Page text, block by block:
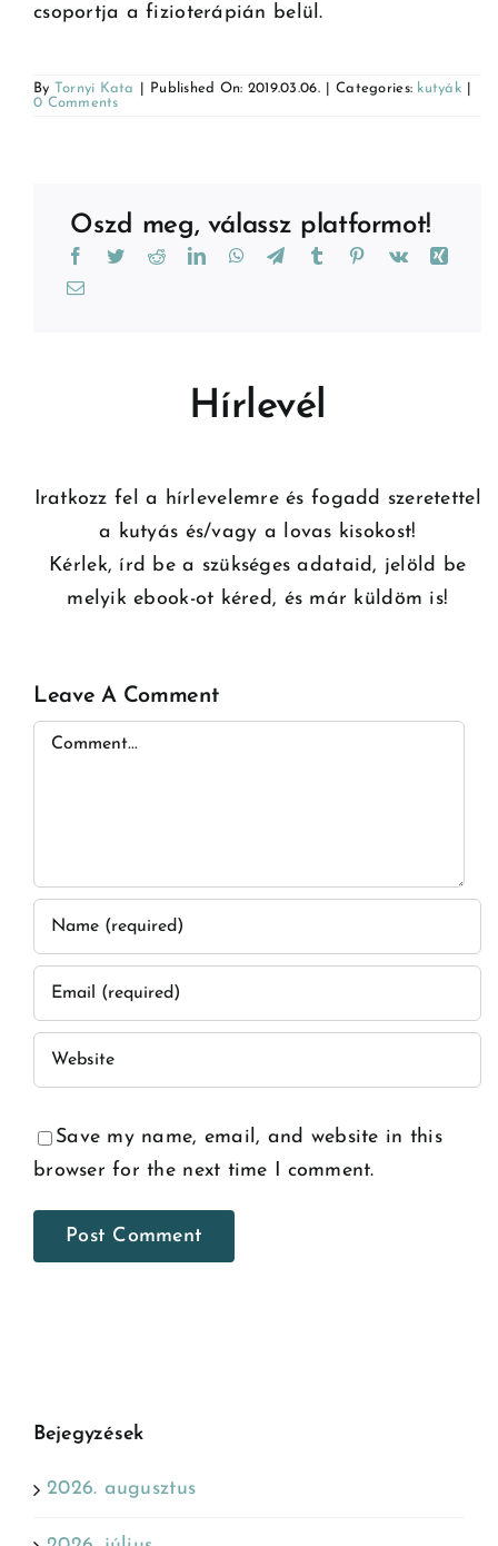
csoportja a fizioterápián belül.
By Tornyi Kata Published On: 2019.03.06. Categories: kutyák
0 Comments
Oszd meg, válassz platformot!
Hírlevél
Iratkozz fel a hírlevelemre és fogadd szeretettel
a kutyás és/vagy a lovas kisokost!
Kérlek, írd be a szükséges adataid, jelöld be
melyik ebook-ot kéred, és már küldöm is!
Leave A Comment
Comment
Save my name, email, and website in this
browser for the next time I comment.
Bejegyzések
2026. augusztus